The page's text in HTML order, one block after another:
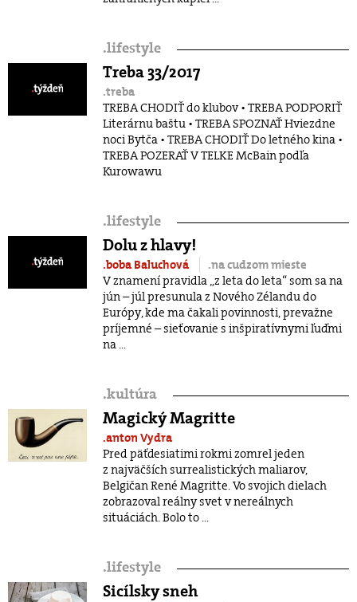
.lifestyle
Treba 33/2017
.treba
TREBA CHODIŤ do klubov • TREBA PODPORIŤ
Literárnu baštu • TREBA SPOZNAŤ Hviezdne
noci Bytča • TREBA CHODIŤ Do letného kina •
TREBA POZERAŤ V TELKE McBain podľa
Kurowawu
.lifestyle
Dolu z hlavy!
.boba Baluchová
.na cudzom mieste
V znamení pravidla „z leta do leta“ som sa na
jún – júl presunula z Nového Zélandu do
Európy, kde ma čakali povinnosti, prevažne
príjemné – sieťovanie s inšpiratívnymi ľuďmi
na ...
.kultúra
Magický Magritte
.anton Vydra
Pred päťdesiatimi rokmi zomrel jeden
z najväčších surrealistických maliarov,
Belgičan René Magritte. Vo svojich dielach
zobrazoval reálny svet v nereálnych
situáciách. Bolo to ...
.lifestyle
Sicílsky sneh